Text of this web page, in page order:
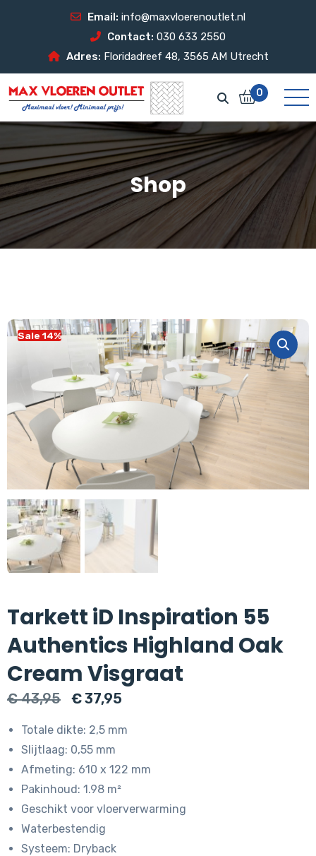
Email: info@maxvloerenoutlet.nl
Contact: 030 633 2550
Adres: Floridadreef 48, 3565 AM Utrecht
0
Shop
Sale 14%
Tarkett iD Inspiration 55
Authentics Highland Oak
Cream Visgraat
€43,95
Oorspronkelijke
€ 43,95.
€37,95
€ 37,95.
Totale dikte: 2,5 mm
Slijtlaag: 0,55 mm
Afmeting: 610 x 122 mm
Pakinhoud: 1.98 m²
Geschikt voor vloerverwarming
Waterbestendig
Systeem: Dryback